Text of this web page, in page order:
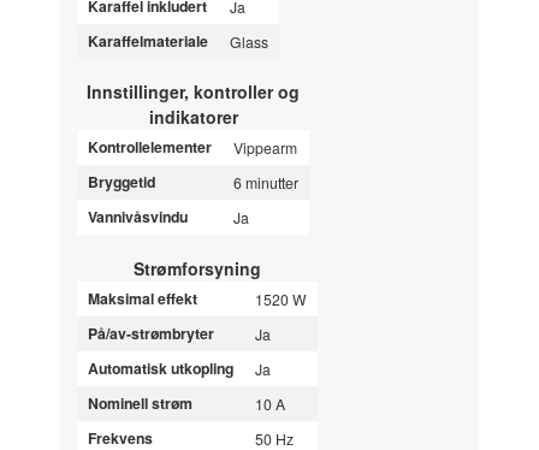
Karaffel inkludert Ja
Karaffelmateriale Glass
Innstillinger, kontroller og
indikatorer
Kontrollelementer Vippearm
Bryggetid 6 minutter
Vannivåsvindu Ja
Strømforsyning
Maksimal effekt 1520 W
På/av-strømbryter Ja
Automatisk utkopling Ja
Nominell strøm 10 A
Frekvens 50 Hz